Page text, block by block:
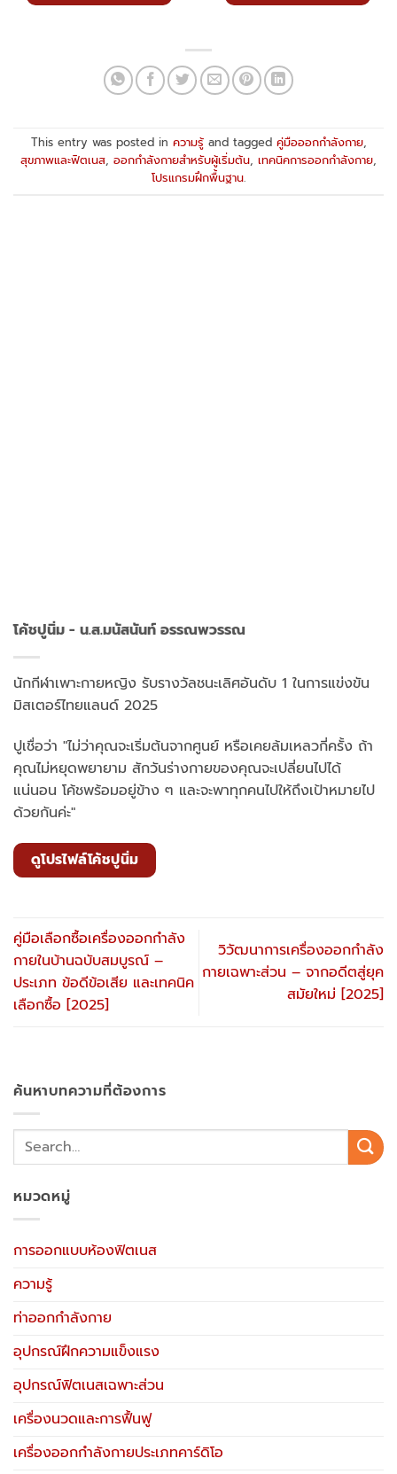
This entry was posted in ความรู้and tagged คู่มือออกกำลังกาย,
สุขภาพและฟิตเนส, ออกกำลังกายสำหรับผู้เริ่มต้น, เทคนิคการออกกำลังกาย,
โปรแกรมฝึกพื้นฐาน.
โค้ชปูนิ่ม - น.ส.มนัสนันท์ อรรณพวรรณ
นักกีฬาเพาะกายหญิง รับรางวัลชนะเลิศอันดับ 1 ในการแข่งขัน
มิสเตอร์ไทยแลนด์ 2025
ปูเชื่อว่า "ไม่ว่าคุณจะเริ่มต้นจากศูนย์ หรือเคยล้มเหลวกี่ครั้ง ถ้า
คุณไม่หยุดพยายาม สักวันร่างกายของคุณจะเปลี่ยนไปได้
แน่นอน โค้ชพร้อมอยู่ข้าง ๆ และจะพาทุกคนไปให้ถึงเป้าหมายไป
ด้วยกันค่ะ"
ดูโปรไฟล์โค้ชปูนิ่ม
คู่มือเลือกซื้อเครื่องออกกำลัง
กายในบ้านฉบับสมบูรณ์ –
ประเภท ข้อดีข้อเสีย และเทคนิค
เลือกซื้อ [2025]
วิวัฒนาการเครื่องออกกำลัง
กายเฉพาะส่วน – จากอดีตสู่ยุค
สมัยใหม่ [2025]
ค้นหาบทความที่ต้องการ
หมวดหมู่
การออกแบบห้องฟิตเนส
ความรู้
ท่าออกกำลังกาย
อุปกรณ์ฝึกความแข็งแรง
อุปกรณ์ฟิตเนสเฉพาะส่วน
เครื่องนวดและการฟื้นฟู
เครื่องออกกำลังกายประเภทคาร์ดิโอ